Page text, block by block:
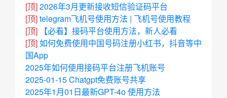
[顶]2026年3月更新接收短信验证码平台
[顶]telegram飞机号使用方法 | 飞机号使用教程
[顶]
【必看】接码平台使用方法，新人必看
[顶]如何免费使用中国号码注册小红书，抖音等中
国App
2025年如何使用接码平台注册飞机账号
2025-01-15 Chatgpt免费账号共享
2025年1月01日最新GPT-4o 使用方法